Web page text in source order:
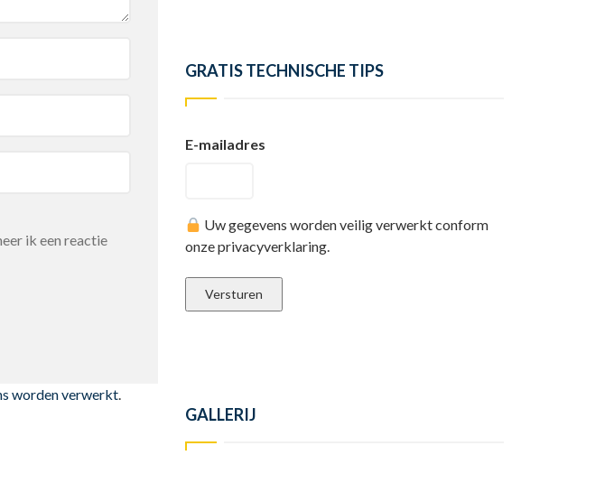
ik een reactie
worden verwerkt.
GRATIS TECHNISCHE TIPS
E-mailadres
Uw gegevens worden veilig verwerkt conform
onze privacyverklaring.
GALLERIJ